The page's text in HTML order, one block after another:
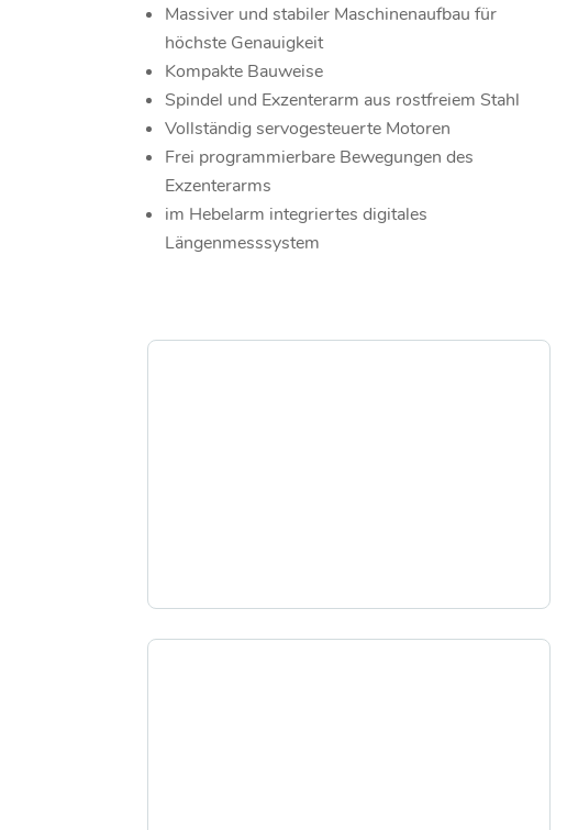
Massiver und stabiler Maschinenaufbau für
höchste Genauigkeit
Kompakte Bauweise
Spindel und Exzenterarm aus rostfreiem Stahl
Vollständig servogesteuerte Motoren
Frei programmierbare Bewegungen des
Exzenterarms
im Hebelarm integriertes digitales
Längenmesssystem